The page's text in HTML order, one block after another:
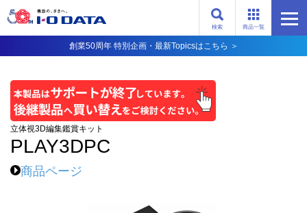
商品一覧
検索
創業50周年 特別企画・最新Topicsはこちら ＞
立体視3D編集鑑賞キット
PLAY3DPC
商品ページ